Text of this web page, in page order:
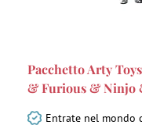
Pacchetto Arty
& Furious & Ninjo
Entrate nel mondo